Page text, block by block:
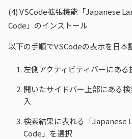
(4)VSCode拡張機能「Japanese
Code」のインストール
以下の手順でVSCodeの表示を日本
左側アクティビティバーにあ
開いたサイドバー上部にある
入
検索結果に表れる「Japanese
Code」を選択